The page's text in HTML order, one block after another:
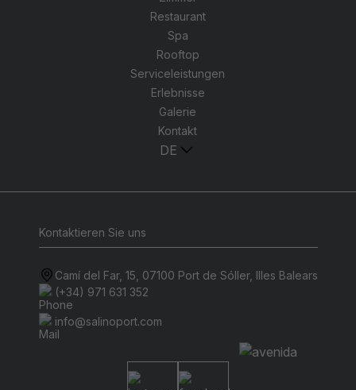
Restaurant
Spa
Rooftop
Serviceleistungen
Erlebnisse
Galerie
Kontakt
DE
Kontaktieren Sie uns
Camí del Far, 15, 07100 Port de Sóller, Illes Balears
(+34) 971 631 352
info@salinoport.com